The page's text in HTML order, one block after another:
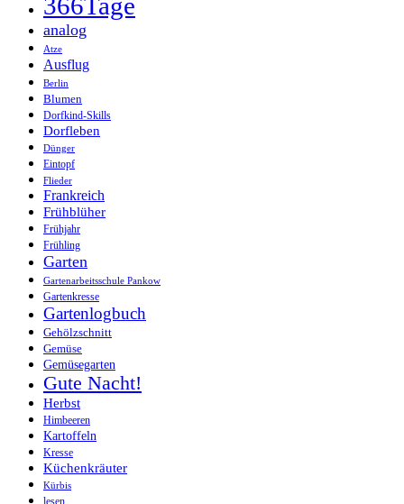
analog
Atze
Ausflug
Berlin
Blumen
Dorfkind-Skills
Dorfleben
Dünger
Eintopf
Flieder
Frankreich
Frühblüher
Frühjahr
Frühling
Garten
Gartenarbeitsschule Pankow
Gartenkresse
Gartenlogbuch
Gehölzschnitt
Gemüse
Gemüsegarten
Gute Nacht!
Herbst
Himbeeren
Kartoffeln
Kresse
Küchenkräuter
Kürbis
lesen